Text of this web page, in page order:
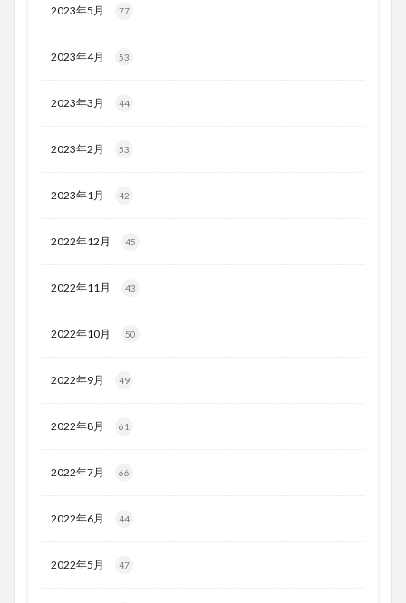
2023年5月 77
2023年4月 53
2023年3月 44
2023年2月 53
2023年1月 42
2022年12月 45
2022年11月 43
2022年10月 50
2022年9月 49
2022年8月 61
2022年7月 66
2022年6月 44
2022年5月 47